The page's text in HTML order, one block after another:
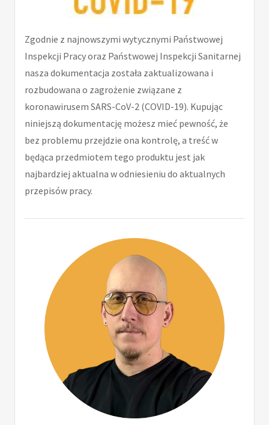
Zgodnie z najnowszymi wytycznymi Państwowej
Inspekcji Pracy oraz Państwowej Inspekcji Sanitarnej
nasza dokumentacja została zaktualizowana i
rozbudowana o zagrożenie związane z
koronawirusem SARS-CoV-2 (COVID-19). Kupując
niniejszą dokumentację możesz mieć pewność, że
bez problemu przejdzie ona kontrolę, a treść w
będąca przedmiotem tego produktu jest jak
najbardziej aktualna w odniesieniu do aktualnych
przepisów pracy.